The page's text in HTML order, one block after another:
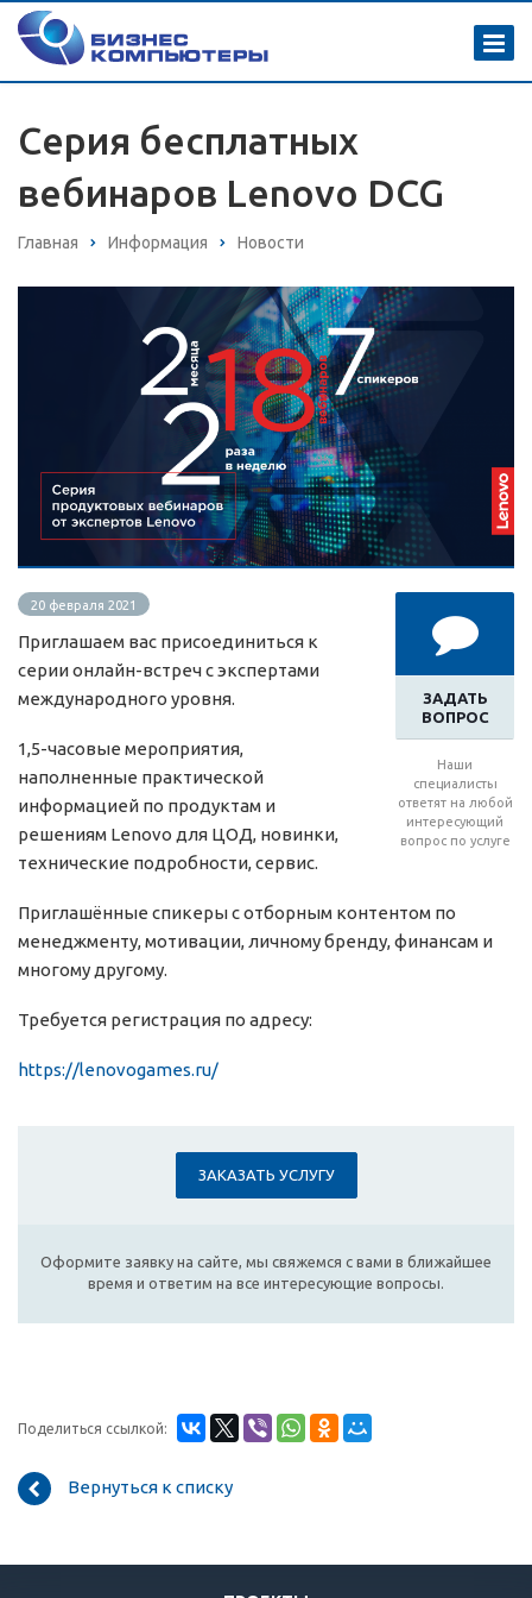
Серия бесплатных
вебинаров Lenovo DCG
Главная Информация Новости
ЗАДАТЬ
ВОПРОС
Наши
специалисты
ответят на любой
интересующий
вопрос по услуге
20 февраля 2021
Приглашаем вас присоединиться к
серии онлайн-встреч с экспертами
международного уровня.
1,5-часовые мероприятия,
наполненные практической
информацией по продуктам и
решениям Lenovo для ЦОД, новинки,
технические подробности, сервис.
Приглашённые спикеры с отборным контентом по
менеджменту, мотивации, личному бренду, финансам и
многому другому.
Требуется регистрация по адресу:
https://lenovogames.ru/
ЗАКАЗАТЬ УСЛУГУ
Оформите заявку на сайте, мы свяжемся с вами в ближайшее
время и ответим на все интересующие вопросы.
Поделиться ссылкой:
Вернуться к списку